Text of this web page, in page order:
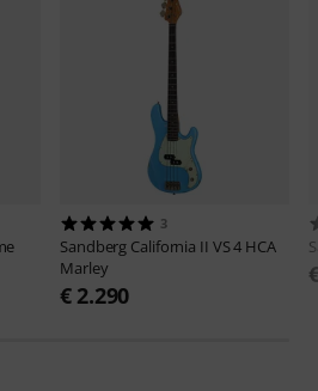
3
Sandberg California II VS 4 HCA
Marley
€ 2.290